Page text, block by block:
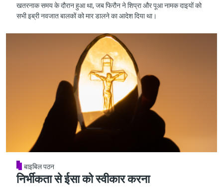
खतरनाक समय के दौरान हुआ था, जब फिरौन ने शिप्रा और पूआ नामक दाइयों को
सभी इब्री नवजात बालकों को मार डालने का आदेश दिया था।
बाइबिल पठन
निर्भीकता से ईसा को स्वीकार करना